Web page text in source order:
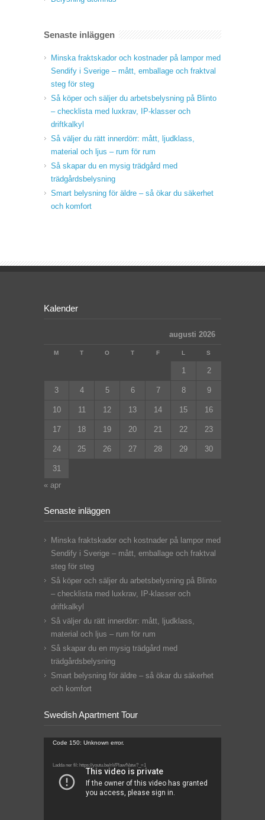
Senaste inläggen
Minska fraktskador och kostnader på lampor med
Sendify i Sverige – mått, emballage och fraktval
steg för steg
Så köper och säljer du arbetsbelysning på Blinto
– checklista med luxkrav, IP‑klasser och
driftkalkyl
Så väljer du rätt innerdörr: mått, ljudklass,
material och ljus – rum för rum
Så skapar du en mysig trädgård med
trädgårdsbelysning
Smart belysning för äldre – så ökar du säkerhet
och komfort
Kalender
augusti 2026
M T O T F L S
1 2
3 4 5 6 7 8 9
10 11 12 13 14 15 16
17 18 19 20 21 22 23
24 25 26 27 28 29 30
31
« apr
Senaste inläggen
Minska fraktskador och kostnader på lampor med
Sendify i Sverige – mått, emballage och fraktval
steg för steg
Så köper och säljer du arbetsbelysning på Blinto
– checklista med luxkrav, IP‑klasser och
driftkalkyl
Så väljer du rätt innerdörr: mått, ljudklass,
material och ljus – rum för rum
Så skapar du en mysig trädgård med
trädgårdsbelysning
Smart belysning för äldre – så ökar du säkerhet
och komfort
Swedish Apartment Tour
Videospelare
Code 150: Unknown error.
Ladda ner fil: https://youtu.be/nVPlawfVatw?_=1